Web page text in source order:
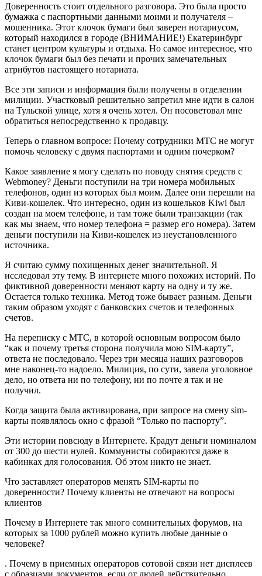
Доверенность стоит отдельного разговора. Это была просто
бумажка с паспортными данными моими и получателя –
мошенника. Этот клочок бумаги был заверен нотариусом,
который находился в городе (ВНИМАНИЕ!) Екатеринбург
станет центром культуры и отдыха. Но самое интересное, что
клочок бумаги был без печати и прочих замечательных
атрибутов настоящего нотариата.
Все эти записи и информация были получены в отделении
милиции. Участковый решительно запретил мне идти в салон
на Тульской улице, хотя я очень хотел. Он посоветовал мне
обратиться непосредственно к продавцу.
Теперь о главном вопросе: Почему сотрудники МТС не могут
помочь человеку с двумя паспортами и одним почерком?
Какое заявление я могу сделать по поводу снятия средств с
Webmoney? Деньги поступили на три номера мобильных
телефонов, один из которых был моим. Далее они перешли на
Киви-кошелек. Что интересно, один из кошельков Kiwi был
создан на моем телефоне, и там тоже были транзакции (так
как мы знаем, что номер телефона = размер его номера). Затем
деньги поступили на Киви-кошелек из неустановленного
источника.
Я считаю сумму похищенных денег значительной. Я
исследовал эту тему. В интернете много похожих историй. По
фиктивной доверенности меняют карту на одну и ту же.
Остается только техника. Метод тоже бывает разным. Деньги
таким образом уходят с банковских счетов и телефонных
счетов.
На переписку с МТС, в которой основным вопросом было
“как и почему третья сторона получила мою SIM-карту”,
ответа не последовало. Через три месяца наших разговоров
мне наконец-то надоело. Милиция, по сути, завела уголовное
дело, но ответа ни по телефону, ни по почте я так и не
получил.
Когда защита была активирована, при запросе на смену sim-
карты появлялось окно с фразой “Только по паспорту”.
Эти истории повсюду в Интернете. Крадут деньги номиналом
от 300 до шести нулей. Коммунисты собираются даже в
кабинках для голосования. Об этом никто не знает.
Что заставляет операторов менять SIM-карты по
доверенности? Почему клиенты не отвечают на вопросы
клиентов
Почему в Интернете так много сомнительных форумов, на
которых за 1000 рублей можно купить любые данные о
человеке?
. Почему в приемных операторов сотовой связи нет дисплеев
с образцами документов, если от людей действительно